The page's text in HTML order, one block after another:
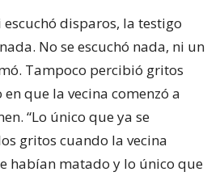
disparos, la testigo
No se escuchó nada, ni un
Tampoco percibió gritos
que la vecina comenzó a
“Lo único que ya se
gritos cuando la vecina
habían matado y lo único que